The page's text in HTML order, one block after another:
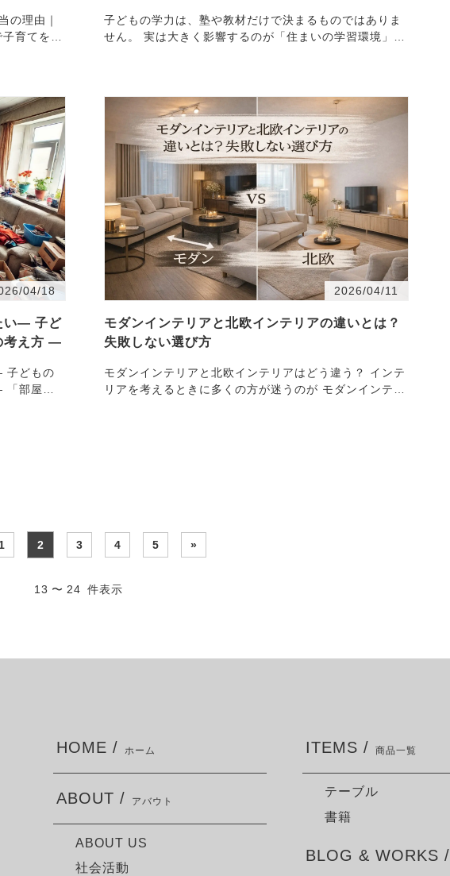
子どもの学力は、塾や教材だけで決まるものではありま
せん。 実は大きく影響するのが「住まいの学習環境」で
04/18
い― 子ど
考え方 ―
2026/04/11
モダンインテリアと北欧インテリアの違いとは？
失敗しない選び方
モダンインテリアと北欧インテリアはどう違う？ インテ
リアを考えるときに多くの方が迷うのが モダンインテリ
1 2 3 4 5 »
13 〜 24 件表示
HOME / ホーム
ABOUT / アバウト
ABOUT US
社会活動
ITEMS / 商品一覧
テーブル
書籍
BLOG & WORKS /